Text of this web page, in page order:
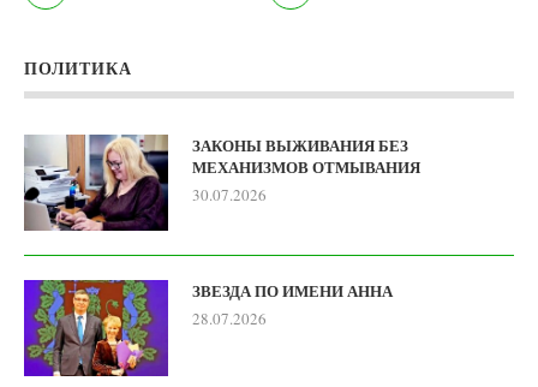
ПОЛИТИКА
ЗАКОНЫ ВЫЖИВАНИЯ БЕЗ
МЕХАНИЗМОВ ОТМЫВАНИЯ
30.07.2026
ЗВЕЗДА ПО ИМЕНИ АННА
28.07.2026